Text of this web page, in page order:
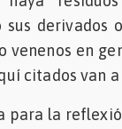
derivados
en
citados van
para la